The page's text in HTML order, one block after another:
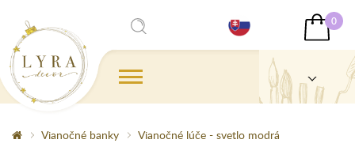
0
Vianočné banky Vianočné lúče - svetlo modrá